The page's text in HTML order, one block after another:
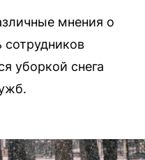
мнения о
сотрудников
уборкой снега